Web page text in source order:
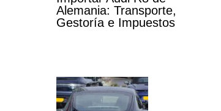
Alemania: Transporte,
Gestoría e Impuestos